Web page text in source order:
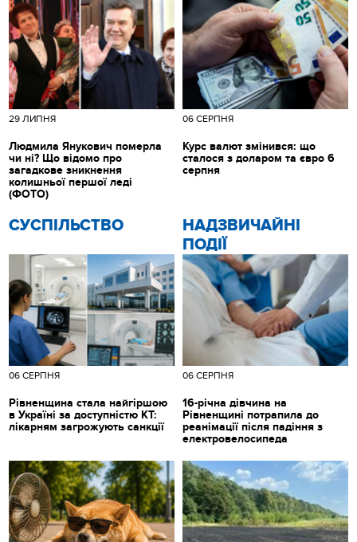
CУСПІЛЬСТВО
06 СЕРПНЯ
Рівненщина стала найгіршою
в Україні за доступністю КТ:
лікарням загрожують санкції
НАДЗВИЧАЙНІ
ПОДІЇ
06 СЕРПНЯ
16-річна дівчина на
Рівненщині потрапила до
реанімації після падіння з
електровелосипеда
29 ЛИПНЯ
Людмила Янукович померла
чи ні? Що відомо про
загадкове зникнення
колишньої першої леді
(ФОТО)
06 СЕРПНЯ
Курс валют змінився: що
сталося з доларом та євро 6
серпня